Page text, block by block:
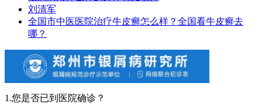
刘清军
全国市中医医院治疗牛皮癣怎么样？全国看牛皮癣去
哪？
1.您是否已到医院确诊？